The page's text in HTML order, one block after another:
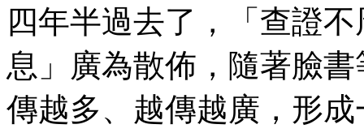
四年半過去了，「查證
息」廣為散佈，隨著臉
傳越多、越傳越廣，形